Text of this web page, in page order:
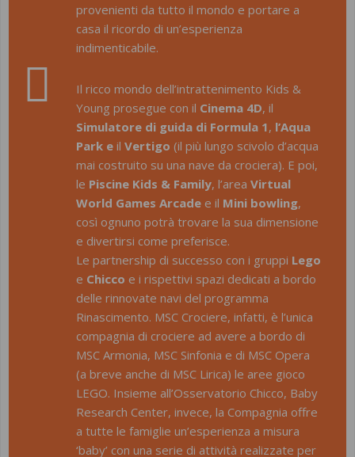
provenienti da tutto il mondo e portare a
casa il ricordo di un’esperienza
indimenticabile.
Il ricco mondo dell’intrattenimento Kids &
Young prosegue con il Cinema 4D, il
Simulatore di guida di Formula 1, l’Aqua
Park e il Vertigo (il più lungo scivolo d’acqua
mai costruito su una nave da crociera). E poi,
le Piscine Kids & Family, l’area Virtual
World Games Arcade e il Mini bowling,
così ognuno potrà trovare la sua dimensione
e divertirsi come preferisce.
Le partnership di successo con i gruppi Lego
e Chicco e i rispettivi spazi dedicati a bordo
delle rinnovate navi del programma
Rinascimento. MSC Crociere, infatti, è l’unica
compagnia di crociere ad avere a bordo di
MSC Armonia, MSC Sinfonia e di MSC Opera
(a breve anche di MSC Lirica) le aree gioco
LEGO. Insieme all’Osservatorio Chicco, Baby
Research Center, invece, la Compagnia offre
a tutte le famiglie un’esperienza a misura
‘baby’ con una serie di attività realizzate per